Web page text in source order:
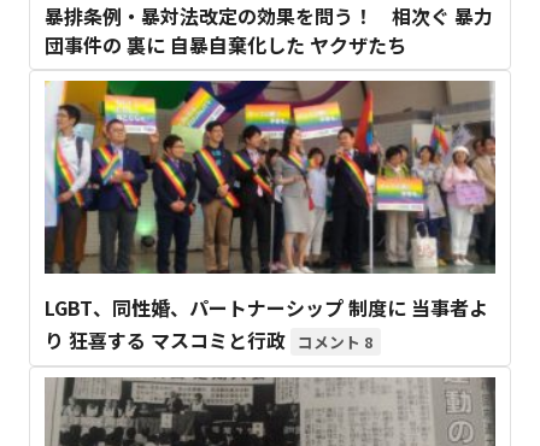
暴排条例・暴対法改定の効果を問う！ 相次ぐ 暴力
団事件の 裏に 自暴自棄化した ヤクザたち
LGBT、同性婚、パートナーシップ 制度に 当事者よ
り 狂喜する マスコミと行政
8